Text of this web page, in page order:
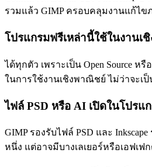
รวมแล้ว GIMP ครอบคลุมงานแก้ไ
โปรแกรมฟรีเหล่านี้ใช้ในงานเ
ได้ทุกตัว เพราะเป็น Open Source หรื
ในการใช้งานเชิงพาณิชย์ ไม่ว่าจะเ
ไฟล์ PSD หรือ AI เปิดในโปรแ
GIMP รองรับไฟล์ PSD และ
หนึ่ง แต่อาจมีบางเลเยอร์หรือเอฟเฟ